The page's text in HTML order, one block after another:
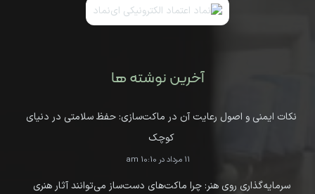
آخرین نوشته ها
نکات ایمنی و اصول رعایت آن در ماکت‌سازی: حفظ سلامتی در دنیای
کوچک
11 مرداد در 10:10 am
سرمایه‌گذاری روی هنر: چرا ماکت‌های دست‌ساز می‌توانند آثار هنری